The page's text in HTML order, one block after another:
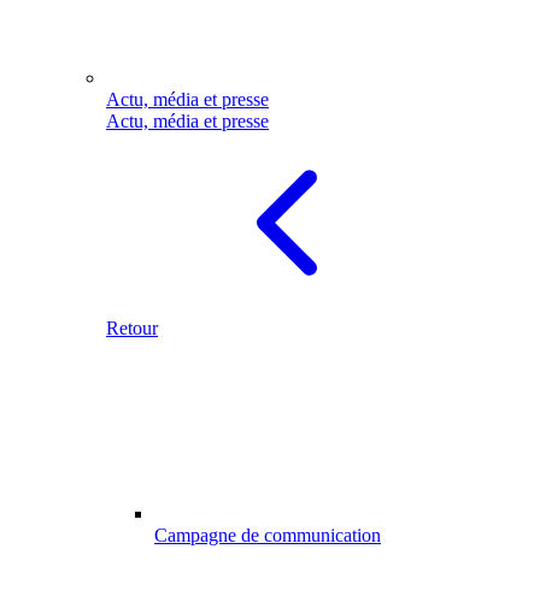
Actu, média et presse
Actu, média et presse
Retour
Campagne de communication